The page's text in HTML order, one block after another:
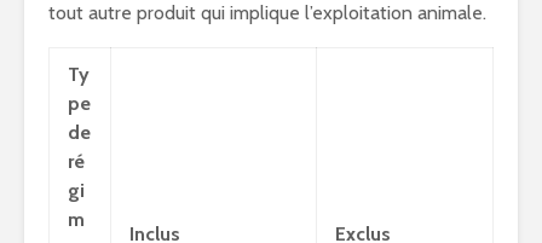
tout autre produit qui implique l’exploitation animale.
Ty
pe
de
ré
gi
m
Inclus Exclus